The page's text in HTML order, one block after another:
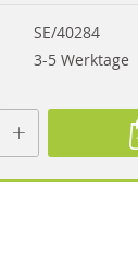
SE/40284
3-5 Werktage